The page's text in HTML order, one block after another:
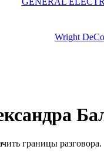
Wright
границы разговора.